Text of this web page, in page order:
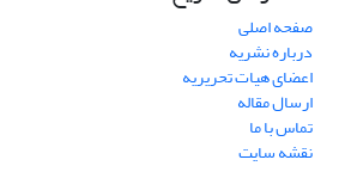
صفحه اصلی
درباره نشریه
اعضای هیات تحریریه
ارسال مقاله
تماس با ما
نقشه سایت